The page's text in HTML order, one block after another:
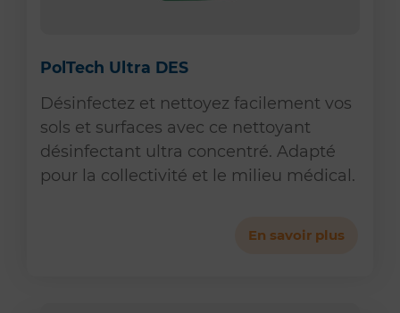
PolTech Ultra DES
Désinfectez et nettoyez facilement vos
sols et surfaces avec ce nettoyant
désinfectant ultra concentré. Adapté
pour la collectivité et le milieu médical.
En savoir plus